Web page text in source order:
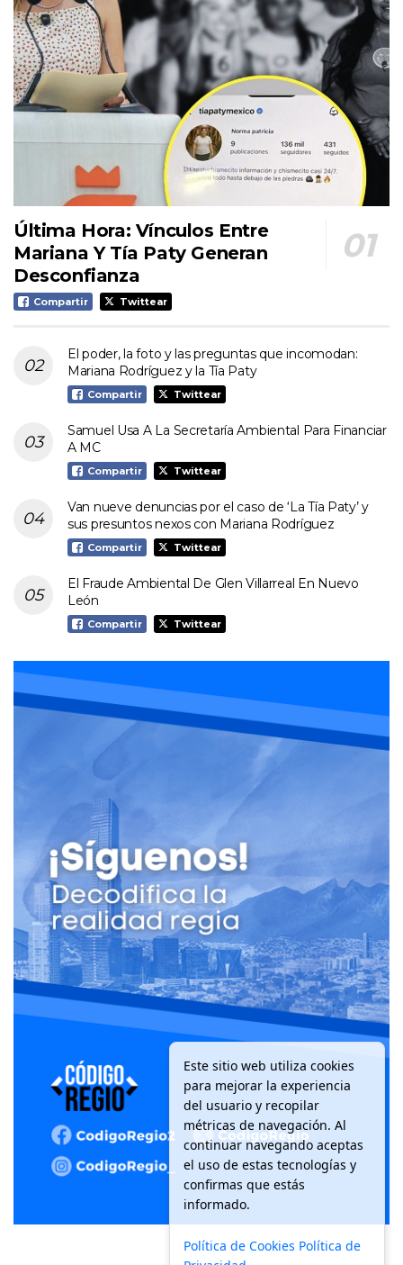
Última Hora: Vínculos Entre
Mariana Y Tía Paty Generan
Desconfianza
Compartir Twittear
El poder, la foto y las preguntas que incomodan:
Mariana Rodríguez y la Tía Paty
Compartir Twittear
Samuel Usa A La Secretaría Ambiental Para Financiar
A MC
Compartir Twittear
Van nueve denuncias por el caso de ‘La Tía Paty’ y
sus presuntos nexos con Mariana Rodríguez
Compartir Twittear
El Fraude Ambiental De Glen Villarreal En Nuevo
León
Compartir Twittear
Este sitio web utiliza cookies
para mejorar la experiencia
del usuario y recopilar
métricas de navegación. Al
continuar navegando aceptas
el uso de estas tecnologías y
confirmas que estás
informado.
Política de Cookies Política de